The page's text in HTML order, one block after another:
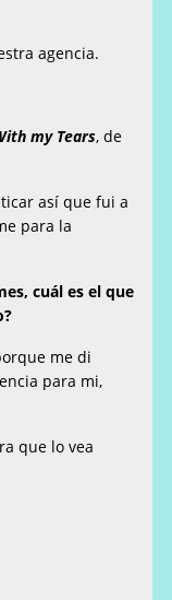
agencia.
my Tears, de
así que fui a
para la
cuál es el que
me di
para mi,
que lo vea